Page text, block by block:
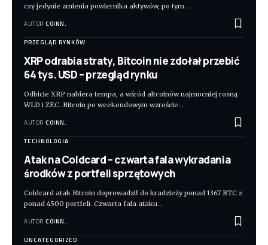
czy jedynie zmienia powiernika aktywów, po tym…
AUTOR COINN.
PRZEGLĄD RYNKÓW
XRP odrabia straty, Bitcoin nie zdołał przebić
64 tys. USD – przegląd rynku
Odbicie XRP nabiera tempa, a wśród altcoinów najmocniej rosną
WLD i ZEC. Bitcoin po weekendowym wzroście…
AUTOR COINN.
TECHNOLOGIA
Atak na Coldcard – czwarta fala wykradania
środków z portfeli sprzętowych
Coldcard atak Bitcoin doprowadził do kradzieży ponad 1367 BTC z
ponad 4500 portfeli. Czwarta fala ataku…
AUTOR COINN.
UNCATEGORIZED